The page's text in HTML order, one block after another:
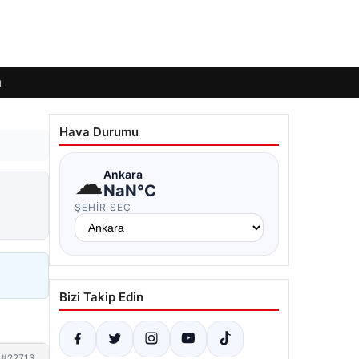
Hava Durumu
☁Ankara
NaN°C
ŞEHIR SEÇ
Bizi Takip Edin